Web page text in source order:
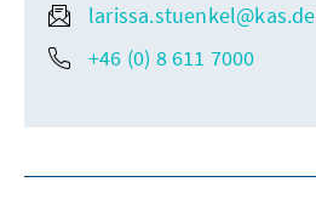
larissa.stuenkel@kas.de
+46 (0) 8 611 7000